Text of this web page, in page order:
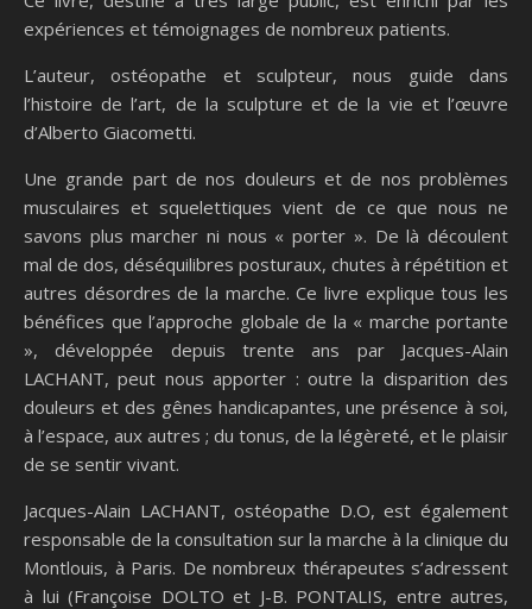
expériences et témoignages de nombreux patients.
L’auteur, ostéopathe et sculpteur, nous guide dans
l’histoire de l’art, de la sculpture et de la vie et l’œuvre
d’Alberto Giacometti.
Une grande part de nos douleurs et de nos problèmes
musculaires et squelettiques vient de ce que nous ne
savons plus marcher ni nous « porter ». De là découlent
mal de dos, déséquilibres posturaux, chutes à répétition et
autres désordres de la marche. Ce livre explique tous les
bénéfices que l’approche globale de la « marche portante
», développée depuis trente ans par Jacques-Alain
LACHANT, peut nous apporter : outre la disparition des
douleurs et des gênes handicapantes, une présence à soi,
à l’espace, aux autres ; du tonus, de la légèreté, et le plaisir
de se sentir vivant.
Jacques-Alain LACHANT, ostéopathe D.O, est également
responsable de la consultation sur la marche à la clinique du
Montlouis, à Paris. De nombreux thérapeutes s’adressent
à lui (Françoise DOLTO et J-B. PONTALIS, entre autres,